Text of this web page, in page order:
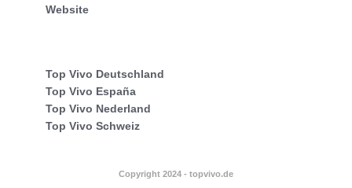
Website
Top Vivo Deutschland
Top Vivo España
Top Vivo Nederland
Top Vivo Schweiz
Copyright 2024 - topvivo.de